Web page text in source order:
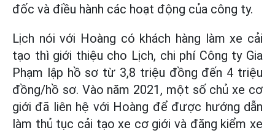
đốc và điều hành các hoạt động của công ty.
Lịch nói với Hoàng có khách hàng làm xe cải
tạo thì giới thiệu cho Lịch, chi phí Công ty Gia
Phạm lập hồ sơ từ 3,8 triệu đồng đến 4 triệu
đồng/hồ sơ. Vào năm 2021, một số chủ xe cơ
giới đã liên hệ với Hoàng để được hướng dẫn
làm thủ tục cải tạo xe cơ giới và đăng kiểm xe